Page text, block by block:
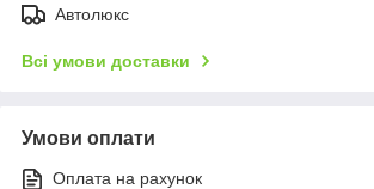
Автолюкс
Всі умови доставки
Умови оплати
Оплата на рахунок